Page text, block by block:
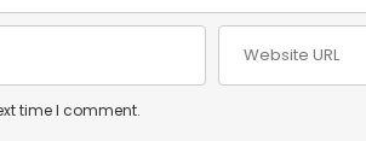
time I comment.